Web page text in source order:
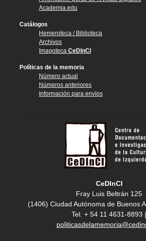
Academia.edu
Catálogos
Hemeroteca / Biblioteca
Archivos
Imagoteca CeDInCI
Políticas de la memoria
Número actual
Números anteriores
Información para envíos
CeDInCI
Fray Luis Beltrán 125
(1406) Ciudad Autónoma de Buenos
Tel. + 54 11 4631-8893 |